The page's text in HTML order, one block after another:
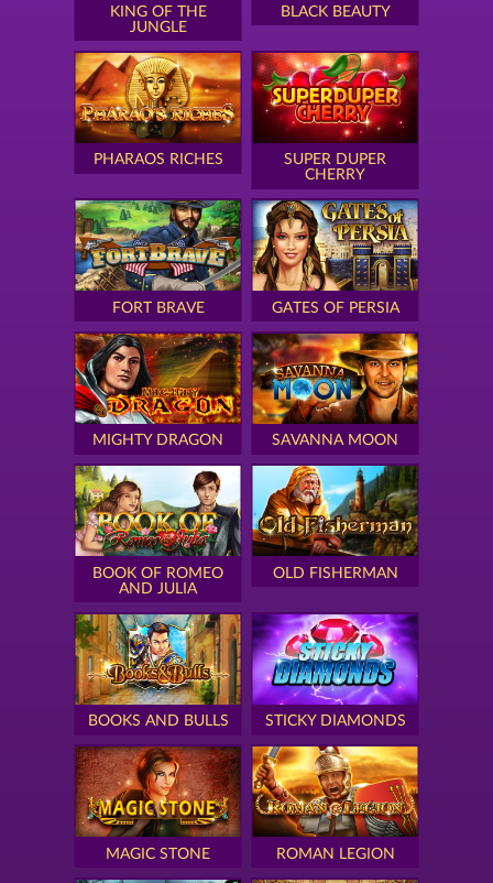
KING OF THE
JUNGLE
BLACK BEAUTY
PHARAOS RICHES
SUPER DUPER
CHERRY
FORT BRAVE GATES OF PERSIA
MIGHTY DRAGON SAVANNA MOON
BOOK OF ROMEO
AND JULIA
OLD FISHERMAN
BOOKS AND BULLS STICKY DIAMONDS
MAGIC STONE ROMAN LEGION